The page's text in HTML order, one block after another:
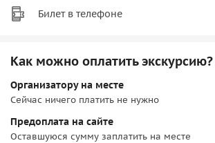
Билет в телефоне
Как можно оплатить экскурсию?
Организатору на месте
Сейчас ничего платить не нужно
Предоплата на сайте
Оставшуюся сумму заплатить на месте